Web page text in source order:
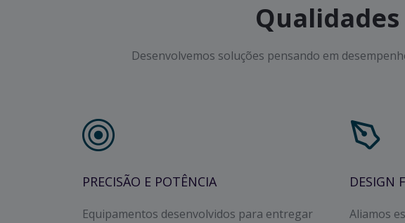
Desenvolvemos soluções pensando em
PRECISÃO E POTÊNCIA
Equipamentos desenvolvidos para entregar
DESIGN
Aliamos